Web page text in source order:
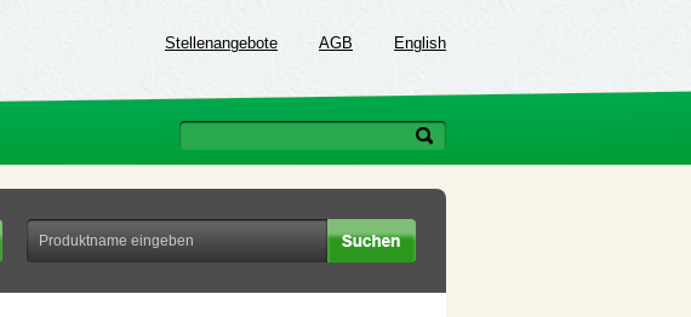
Stellenangebote AGB English